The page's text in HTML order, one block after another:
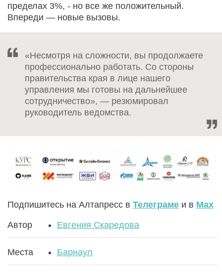
пределах 3%, - но все же положительный.
Впереди — новые вызовы.
«Несмотря на сложности, вы продолжаете
профессионально работать. Со стороны
правительства края в лице нашего
управления мы готовы на дальнейшее
сотрудничество», — резюмировал
руководитель ведомства.
Подпишитесь на Алтапресс в Телеграме и в Max
Автор Евгения Скаредова
Места Барнаул